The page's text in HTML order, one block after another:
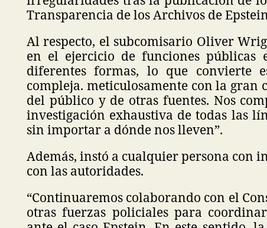
Transparencia de los Archivos de
Al respecto, el subcomisario Oliver
en el ejercicio de funciones públicas
diferentes formas, lo que convierte
compleja. meticulosamente con la
del público y de otras fuentes. Nos
investigación exhaustiva de todas las
sin importar a dónde nos lleven”.
Además, instó a cualquier persona con
con las autoridades.
“Continuaremos colaborando con el
otras fuerzas policiales para